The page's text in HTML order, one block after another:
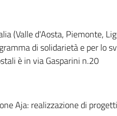
(Valle d'Aosta, Piemonte,
di solidarietà e per lo
è in via Gasparini n.20
Aja: realizzazione di